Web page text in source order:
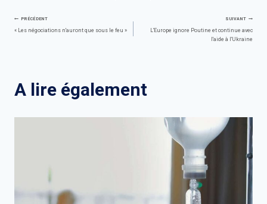
Navigation
PRÉCÉDENT
« Les négociations n'auront que sous le feu »
SUIVANT
L'Europe ignore Poutine et continue avec
l'aide à l'Ukraine
A lire également